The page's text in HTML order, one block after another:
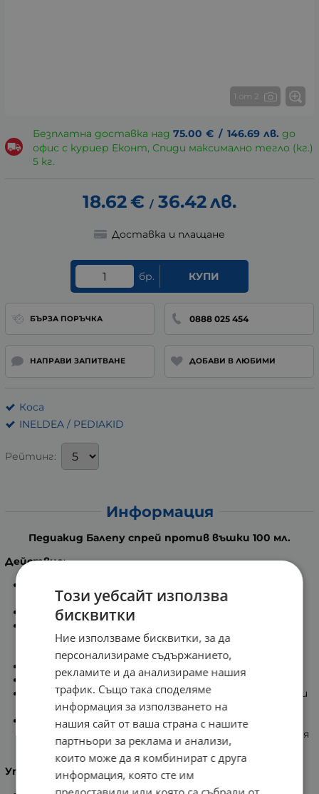
1 от 2
Безплатна доставка над 75.00 € / 146.69 лв. до
офис с куриер Еконт, Спиди максимално тегло (кг.)
5 кг.
18.62€ / 36.42лв.
Доставка и плащане
бр. КУПИ
БЪРЗА ПОРЪЧКА 0888 025 454
НАПРАВИ ЗАПИТВАНЕ ДОБАВИ В ЛЮБИМИ
Коса
INELDEA / PEDIAKID
Рейтинг:
Информация
Педиакид Балепу спрей против въшки 100 мл.
Действие:
развитието на въшки и гниди.
Помага в борбата с гнидите и въшките.
комбинира органични етерични масла с
репелентните свойства.
Без алкохол!
Деликатно ароматизиран на лавандула.
Не омазнява косата като защитава срещу гниди и
въшки.
Лесен за използване, той се използва често, ако е
необходимо, през цялата учебна година без агресия
към скалпа и крехката коса на децата.
Употреба:
Този уебсайт използва
бисквитки
Ние използваме бисквитки, за да
персонализираме съдържанието,
рекламите и да анализираме нашия
трафик. Също така споделяме
информация за използването на
нашия сайт от ваша страна с нашите
партньори за реклама и анализи,
които може да я комбинират с друга
информация, която сте им